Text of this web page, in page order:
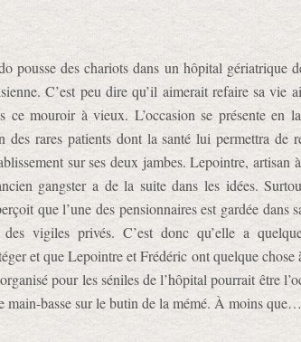
pousse des chariots dans un hôpital gériatrique
C’est peu dire qu’il aimerait refaire sa vie
ce mouroir à vieux. L’occasion se présente en
des rares patients dont la santé lui permettra de
sur ses deux jambes. Lepointre, artisan
gangster a de la suite dans les idées.
que l’une des pensionnaires est gardée dans
vigiles privés. C’est donc qu’elle a
et que Lepointre et Frédéric ont quelque chose
pour les séniles de l’hôpital pourrait être
main-basse sur le butin de la mémé. À moins que…